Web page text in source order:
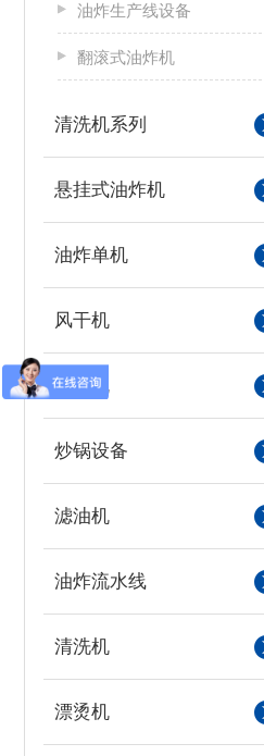
油炸生产线设备
翻滚式油炸机
清洗机系列
悬挂式油炸机
油炸单机
风干机
滚揉机
炒锅设备
滤油机
油炸流水线
清洗机
漂烫机